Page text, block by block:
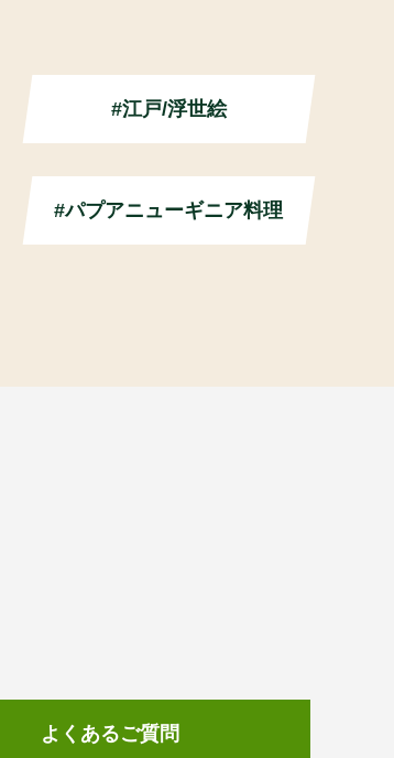
#江戸/浮世絵
#パプアニューギニア料理
よくあるご質問